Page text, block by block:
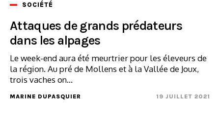
SOCIÉTÉ
Attaques de grands prédateurs
dans les alpages
Le week-end aura été meurtrier pour les éleveurs de
la région. Au pré de Mollens et à la Vallée de Joux,
trois vaches on...
MARINE DUPASQUIER 19 JUILLET 2021